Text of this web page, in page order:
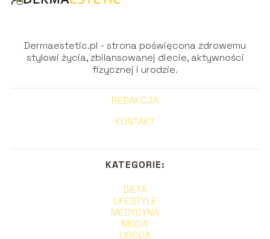
Dermaestetic.pl - strona poświęcona zdrowemu
stylowi życia, zbilansowanej diecie, aktywności
fizycznej i urodzie.
REDAKCJA
KONTAKT
KATEGORIE:
DIETA
LIFESTYLE
MEDYCYNA
MODA
URODA